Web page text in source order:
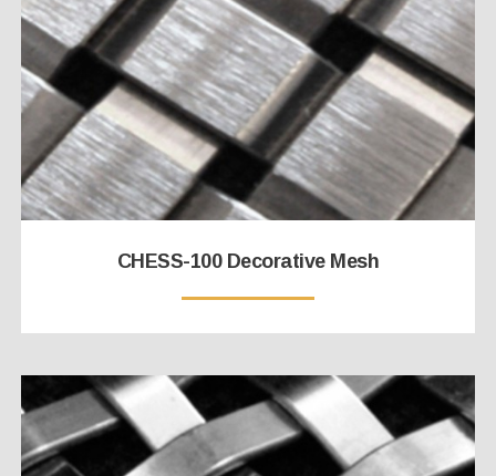
CHESS-100 Decorative Mesh